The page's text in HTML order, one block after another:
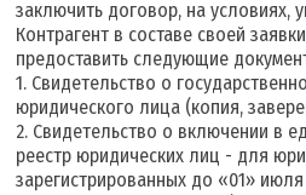
заключить договор, на условиях,
Контрагент в составе своей
предоставить следующие
1. Свидетельство о
юридического лица (копия,
2. Свидетельство о включении в
реестр юридических лиц - для
зарегистрированных до «01»